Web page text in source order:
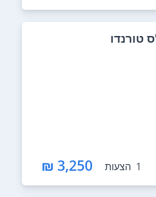
1 הצעות 3,250 ₪